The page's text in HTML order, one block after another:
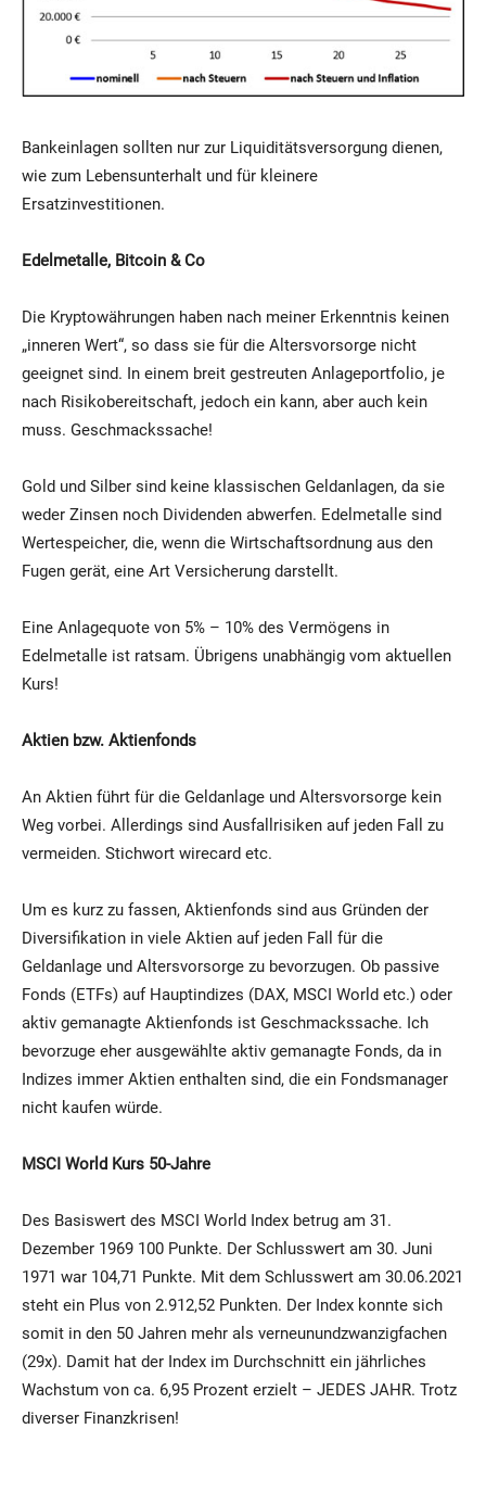
Bankeinlagen sollten nur zur Liquiditätsversorgung dienen,
wie zum Lebensunterhalt und für kleinere
Ersatzinvestitionen.
Edelmetalle, Bitcoin & Co
Die Kryptowährungen haben nach meiner Erkenntnis keinen
„inneren Wert“, so dass sie für die Altersvorsorge nicht
geeignet sind. In einem breit gestreuten Anlageportfolio, je
nach Risikobereitschaft, jedoch ein kann, aber auch kein
muss. Geschmackssache!
Gold und Silber sind keine klassischen Geldanlagen, da sie
weder Zinsen noch Dividenden abwerfen. Edelmetalle sind
Wertespeicher, die, wenn die Wirtschaftsordnung aus den
Fugen gerät, eine Art Versicherung darstellt.
Eine Anlagequote von 5% – 10% des Vermögens in
Edelmetalle ist ratsam. Übrigens unabhängig vom aktuellen
Kurs!
Aktien bzw. Aktienfonds
An Aktien führt für die Geldanlage und Altersvorsorge kein
Weg vorbei. Allerdings sind Ausfallrisiken auf jeden Fall zu
vermeiden. Stichwort wirecard etc.
Um es kurz zu fassen, Aktienfonds sind aus Gründen der
Diversifikation in viele Aktien auf jeden Fall für die
Geldanlage und Altersvorsorge zu bevorzugen. Ob passive
Fonds (ETFs) auf Hauptindizes (DAX, MSCI World etc.) oder
aktiv gemanagte Aktienfonds ist Geschmackssache. Ich
bevorzuge eher ausgewählte aktiv gemanagte Fonds, da in
Indizes immer Aktien enthalten sind, die ein Fondsmanager
nicht kaufen würde.
MSCI World Kurs 50-Jahre
Des Basiswert des MSCI World Index betrug am 31.
Dezember 1969 100 Punkte. Der Schlusswert am 30. Juni
1971 war 104,71 Punkte. Mit dem Schlusswert am 30.06.2021
steht ein Plus von 2.912,52 Punkten. Der Index konnte sich
somit in den 50 Jahren mehr als verneunundzwanzigfachen
(29x). Damit hat der Index im Durchschnitt ein jährliches
Wachstum von ca. 6,95 Prozent erzielt – JEDES JAHR. Trotz
diverser Finanzkrisen!